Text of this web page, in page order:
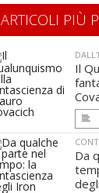
ARTICOLI PIÙ
Il
Da